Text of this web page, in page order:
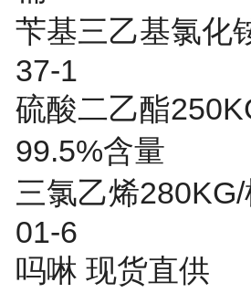
苄基三乙基氯化
37-1
硫酸二乙酯
99.5%含量
三氯乙烯
01-6
吗啉 现货直供